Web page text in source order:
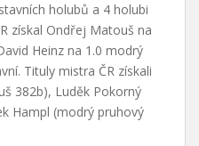
holubů a 4 holubi
získal Ondřej Matouš na
Heinz na 1.0 modrý
Tituly mistra ČR získali
382b), Luděk Pokorný
Hampl (modrý pruhový